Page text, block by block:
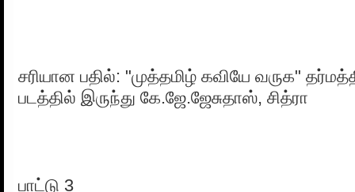
சரியான பதில்: "முத்தமிழ் கவியே வருக"
படத்தில் இருந்து கே.ஜே.ஜேசுதாஸ், சித்ரா
பாட்டு 3